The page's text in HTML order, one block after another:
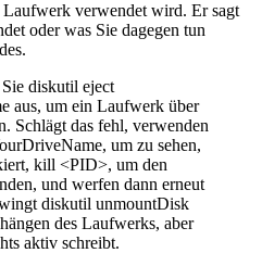
Laufwerk verwendet wird. Er sagt
oder was Sie dagegen tun
diskutil eject
aus, um ein Laufwerk über
Schlägt das fehl, verwenden
, um zu sehen,
kill <PID>, um den
und werfen dann erneut
diskutil unmountDisk
des Laufwerks, aber
aktiv schreibt.